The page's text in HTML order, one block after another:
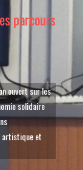
parcours
ouvert sur les
solidaire
artistique et